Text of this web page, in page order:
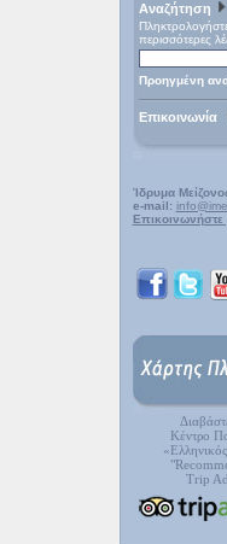
Αναζήτηση
περισσότερες
Προηγμένη
Επικοινωνία
Ίδρυμα
e-mail:
Επικοινωνήστε
Κέντρο
Trip